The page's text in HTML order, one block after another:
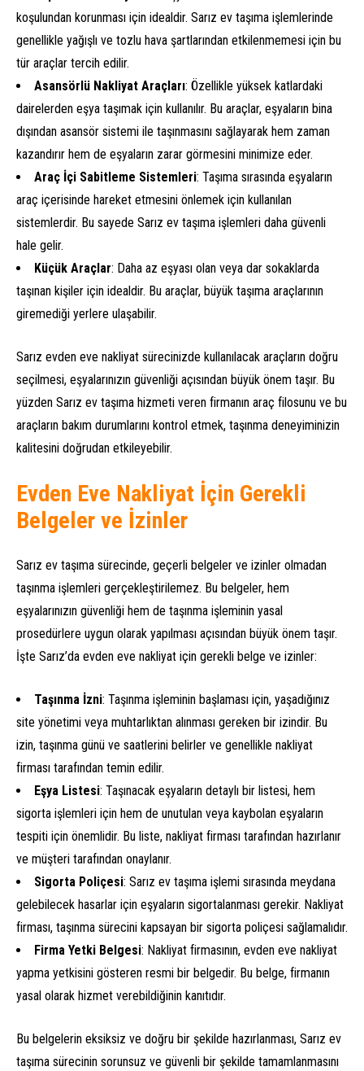
koşulundan korunması için idealdir. Sarız ev taşıma işlemlerinde
genellikle yağışlı ve tozlu hava şartlarından etkilenmemesi için bu
tür araçlar tercih edilir.
Asansörlü Nakliyat Araçları: Özellikle yüksek katlardaki
dairelerden eşya taşımak için kullanılır. Bu araçlar, eşyaların bina
dışından asansör sistemi ile taşınmasını sağlayarak hem zaman
kazandırır hem de eşyaların zarar görmesini minimize eder.
Araç İçi Sabitleme Sistemleri: Taşıma sırasında eşyaların
araç içerisinde hareket etmesini önlemek için kullanılan
sistemlerdir. Bu sayede Sarız ev taşıma işlemleri daha güvenli
hale gelir.
Küçük Araçlar: Daha az eşyası olan veya dar sokaklarda
taşınan kişiler için idealdir. Bu araçlar, büyük taşıma araçlarının
giremediği yerlere ulaşabilir.
Sarız evden eve nakliyat sürecinizde kullanılacak araçların doğru
seçilmesi, eşyalarınızın güvenliği açısından büyük önem taşır. Bu
yüzden Sarız ev taşıma hizmeti veren firmanın araç filosunu ve bu
araçların bakım durumlarını kontrol etmek, taşınma deneyiminizin
kalitesini doğrudan etkileyebilir.
Evden Eve Nakliyat İçin Gerekli
Belgeler ve İzinler
Sarız ev taşıma sürecinde, geçerli belgeler ve izinler olmadan
taşınma işlemleri gerçekleştirilemez. Bu belgeler, hem
eşyalarınızın güvenliği hem de taşınma işleminin yasal
prosedürlere uygun olarak yapılması açısından büyük önem taşır.
İşte Sarız’da evden eve nakliyat için gerekli belge ve izinler:
Taşınma İzni: Taşınma işleminin başlaması için, yaşadığınız
site yönetimi veya muhtarlıktan alınması gereken bir izindir. Bu
izin, taşınma günü ve saatlerini belirler ve genellikle nakliyat
firması tarafından temin edilir.
Eşya Listesi: Taşınacak eşyaların detaylı bir listesi, hem
sigorta işlemleri için hem de unutulan veya kaybolan eşyaların
tespiti için önemlidir. Bu liste, nakliyat firması tarafından hazırlanır
ve müşteri tarafından onaylanır.
Sigorta Poliçesi: Sarız ev taşıma işlemi sırasında meydana
gelebilecek hasarlar için eşyaların sigortalanması gerekir. Nakliyat
firması, taşınma sürecini kapsayan bir sigorta poliçesi sağlamalıdır.
Firma Yetki Belgesi: Nakliyat firmasının, evden eve nakliyat
yapma yetkisini gösteren resmi bir belgedir. Bu belge, firmanın
yasal olarak hizmet verebildiğinin kanıtıdır.
Bu belgelerin eksiksiz ve doğru bir şekilde hazırlanması, Sarız ev
taşıma sürecinin sorunsuz ve güvenli bir şekilde tamamlanmasını